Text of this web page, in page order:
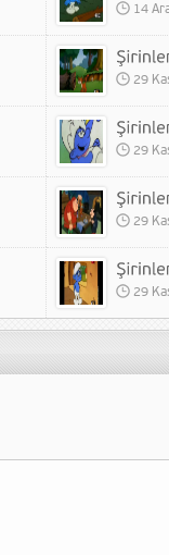
14
29
29
29
29